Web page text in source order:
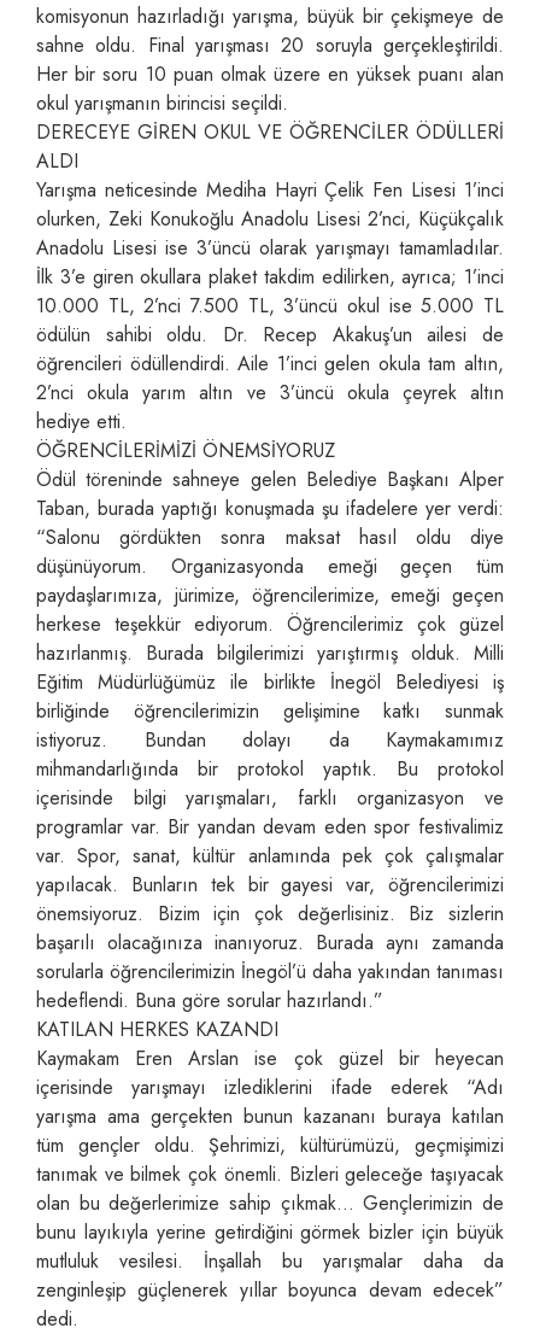
komisyonun hazırladığı yarışma, büyük bir çekişmeye de
sahne oldu. Final yarışması 20 soruyla gerçekleştirildi.
Her bir soru 10 puan olmak üzere en yüksek puanı alan
okul yarışmanın birincisi seçildi.
DERECEYE GİREN OKUL VE ÖĞRENCİLER ÖDÜLLERİ
ALDI
Yarışma neticesinde Mediha Hayri Çelik Fen Lisesi 1’inci
olurken, Zeki Konukoğlu Anadolu Lisesi 2’nci, Küçükçalık
Anadolu Lisesi ise 3’üncü olarak yarışmayı tamamladılar.
İlk 3’e giren okullara plaket takdim edilirken, ayrıca; 1’inci
10.000 TL, 2’nci 7.500 TL, 3’üncü okul ise 5.000 TL
ödülün sahibi oldu. Dr. Recep Akakuş’un ailesi de
öğrencileri ödüllendirdi. Aile 1’inci gelen okula tam altın,
2’nci okula yarım altın ve 3’üncü okula çeyrek altın
hediye etti.
ÖĞRENCİLERİMİZİ ÖNEMSİYORUZ
Ödül töreninde sahneye gelen Belediye Başkanı Alper
Taban, burada yaptığı konuşmada şu ifadelere yer verdi:
“Salonu gördükten sonra maksat hasıl oldu diye
düşünüyorum. Organizasyonda emeği geçen tüm
paydaşlarımıza, jürimize, öğrencilerimize, emeği geçen
herkese teşekkür ediyorum. Öğrencilerimiz çok güzel
hazırlanmış. Burada bilgilerimizi yarıştırmış olduk. Milli
Eğitim Müdürlüğümüz ile birlikte İnegöl Belediyesi iş
birliğinde öğrencilerimizin gelişimine katkı sunmak
istiyoruz. Bundan dolayı da Kaymakamımız
mihmandarlığında bir protokol yaptık. Bu protokol
içerisinde bilgi yarışmaları, farklı organizasyon ve
programlar var. Bir yandan devam eden spor festivalimiz
var. Spor, sanat, kültür anlamında pek çok çalışmalar
yapılacak. Bunların tek bir gayesi var, öğrencilerimizi
önemsiyoruz. Bizim için çok değerlisiniz. Biz sizlerin
başarılı olacağınıza inanıyoruz. Burada aynı zamanda
sorularla öğrencilerimizin İnegöl’ü daha yakından tanıması
hedeflendi. Buna göre sorular hazırlandı.”
KATILAN HERKES KAZANDI
Kaymakam Eren Arslan ise çok güzel bir heyecan
içerisinde yarışmayı izlediklerini ifade ederek “Adı
yarışma ama gerçekten bunun kazananı buraya katılan
tüm gençler oldu. Şehrimizi, kültürümüzü, geçmişimizi
tanımak ve bilmek çok önemli. Bizleri geleceğe taşıyacak
olan bu değerlerimize sahip çıkmak… Gençlerimizin de
bunu layıkıyla yerine getirdiğini görmek bizler için büyük
mutluluk vesilesi. İnşallah bu yarışmalar daha da
zenginleşip güçlenerek yıllar boyunca devam edecek”
dedi.